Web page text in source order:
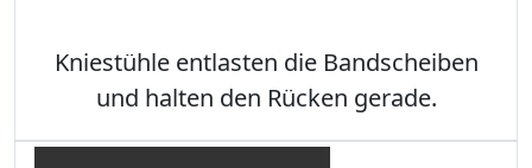
Kniestühle entlasten die Bandscheiben
und halten den Rücken gerade.